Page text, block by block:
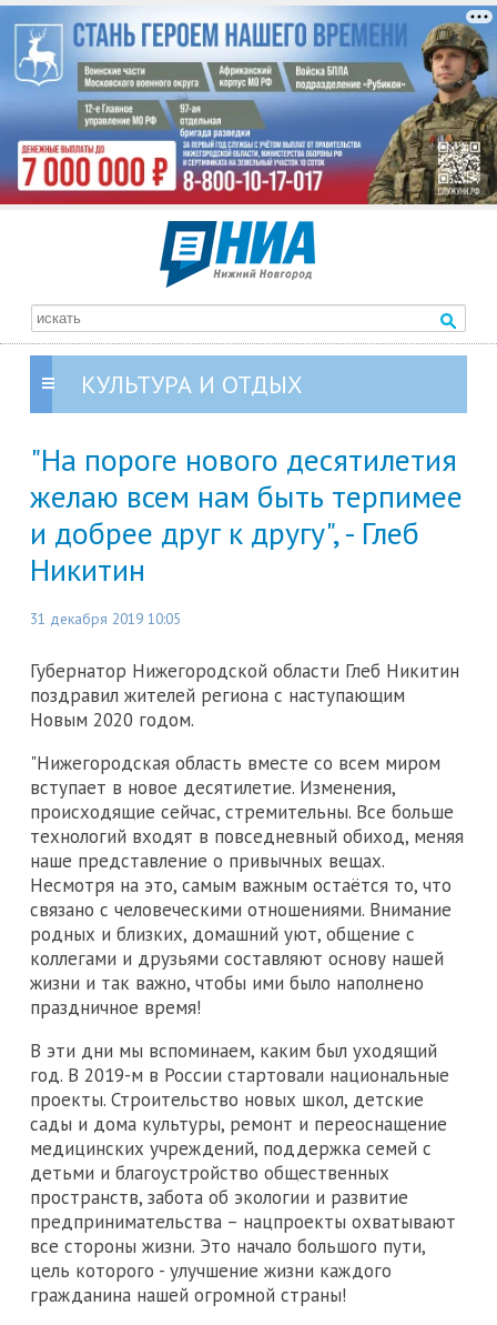
КУЛЬТУРА И ОТДЫХ
"На пороге нового десятилетия
желаю всем нам быть терпимее
и добрее друг к другу", - Глеб
Никитин
31 декабря 2019 10:05
Губернатор Нижегородской области Глеб Никитин
поздравил жителей региона с наступающим
Новым 2020 годом.
"Нижегородская область вместе со всем миром
вступает в новое десятилетие. Изменения,
происходящие сейчас, стремительны. Все больше
технологий входят в повседневный обиход, меняя
наше представление о привычных вещах.
Несмотря на это, самым важным остаётся то, что
связано с человеческими отношениями. Внимание
родных и близких, домашний уют, общение с
коллегами и друзьями составляют основу нашей
жизни и так важно, чтобы ими было наполнено
праздничное время!
В эти дни мы вспоминаем, каким был уходящий
год. В 2019-м в России стартовали национальные
проекты. Строительство новых школ, детские
сады и дома культуры, ремонт и переоснащение
медицинских учреждений, поддержка семей с
детьми и благоустройство общественных
пространств, забота об экологии и развитие
предпринимательства – нацпроекты охватывают
все стороны жизни. Это начало большого пути,
цель которого - улучшение жизни каждого
гражданина нашей огромной страны!